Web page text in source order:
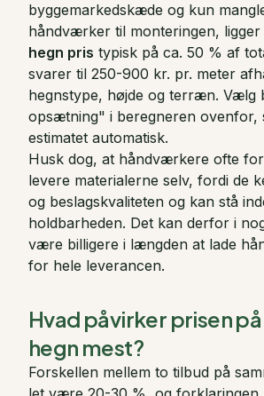
byggemarkedskæde og kun
håndværker til monteringen, ligger
hegn pris typisk på ca. 50 % af
svarer til 250-900 kr. pr. meter
hegnstype, højde og terræn. Vælg
opsætning" i beregneren ovenfor,
estimatet automatisk.
Husk dog, at håndværkere ofte
levere materialerne selv, fordi de
og beslagskvaliteten og kan stå
holdbarheden. Det kan derfor i
være billigere i længden at lade
for hele leverancen.
Hvad påvirker prisen
hegn mest?
Forskellen mellem to tilbud på